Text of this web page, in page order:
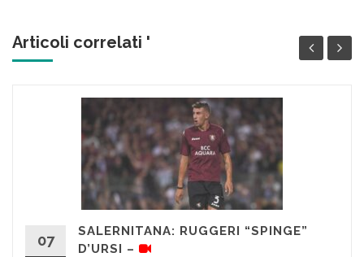
Articoli correlati '
07
SALERNITANA: RUGGERI “SPINGE”
D’URSI –